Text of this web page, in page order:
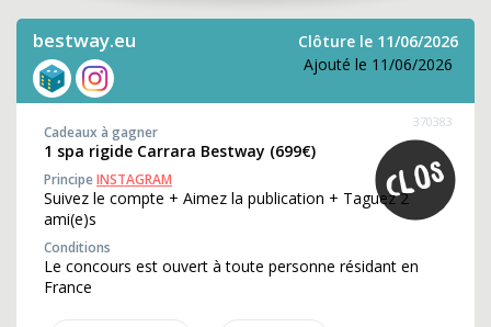
bestway.eu
Clôture le 11/06/2026
Ajouté le 11/06/2026
370383
Cadeaux à gagner
1 spa rigide Carrara Bestway (699€)
PrincipeINSTAGRAM
Suivez le compte + Aimez la publication + Taguez 2
ami(e)s
Conditions
Le concours est ouvert à toute personne résidant en
France